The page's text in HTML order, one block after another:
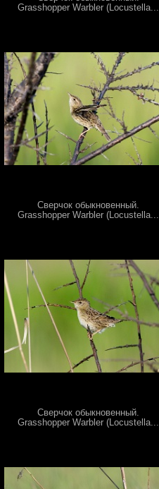
Grasshopper Warbler (Locustella...
Сверчок обыкновенный.
Grasshopper Warbler (Locustella...
Сверчок обыкновенный.
Grasshopper Warbler (Locustella...